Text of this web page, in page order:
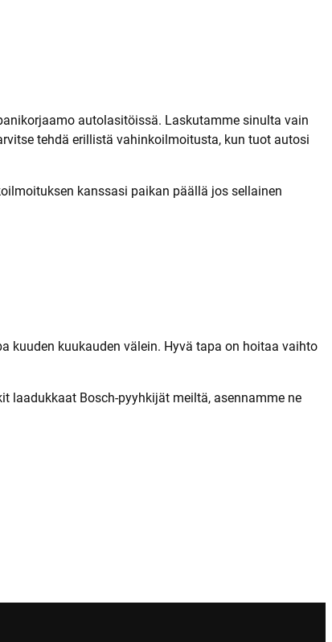
autolasitöissä. Laskutamme sinulta vain
tehdä erillistä vahinkoilmoitusta, kun tuot autosi
kanssasi paikan päällä jos sellainen
kuuden kuukauden välein. Hyvä tapa on hoitaa vaihto
laadukkaat Bosch-pyyhkijät meiltä, asennamme ne